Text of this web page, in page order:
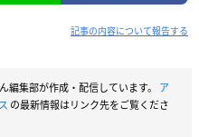
記事の内容について報告する
編集部が作成・配信しています。 ア
の最新情報はリンク先をご覧くださ